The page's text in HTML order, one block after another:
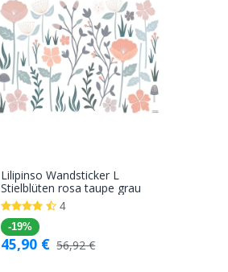
In den
Warenkorb
Lilipinso Wandsticker L
Stielblüten rosa taupe grau
4
-19%
45,90 € 56,92€